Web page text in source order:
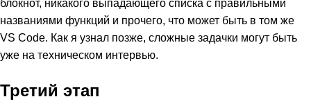
блокнот, никакого выпадающего списка с правильными
названиями функций и прочего, что может быть в том же
VS Code. Как я узнал позже, сложные задачки могут быть
уже на техническом интервью.
Третий этап